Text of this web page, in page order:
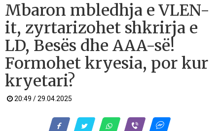
Mbaron mbledhja e VLEN-
it, zyrtarizohet shkrirja e
LD, Besës dhe AAA-së!
Formohet kryesia, por kur
kryetari?
20:49 / 29.04.2025